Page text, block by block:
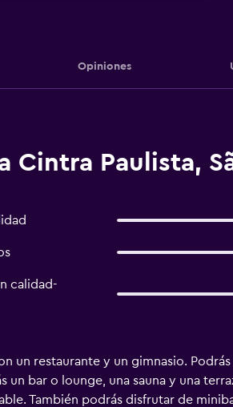
Opiniones
Cintra Paulista,
calidad-
un restaurante y un gimnasio.
bar o lounge, una sauna y una
También podrás disfrutar de